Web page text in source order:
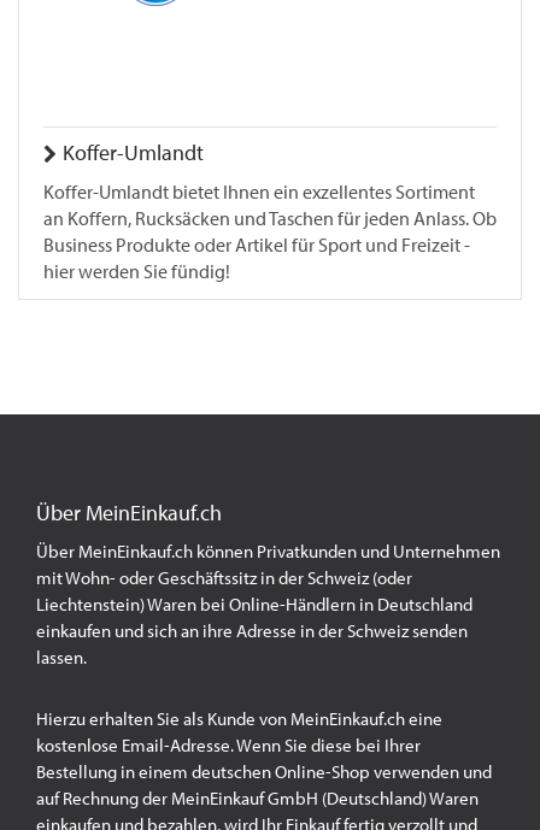
Koffer-Umlandt
Koffer-Umlandt bietet Ihnen ein exzellentes Sortiment
an Koffern, Rucksäcken und Taschen für jeden Anlass. Ob
Business Produkte oder Artikel für Sport und Freizeit -
hier werden Sie fündig!
Über MeinEinkauf.ch
Über MeinEinkauf.ch können Privatkunden und Unternehmen
mit Wohn- oder Geschäftssitz in der Schweiz (oder
Liechtenstein) Waren bei Online-Händlern in Deutschland
einkaufen und sich an ihre Adresse in der Schweiz senden
lassen.
Hierzu erhalten Sie als Kunde von MeinEinkauf.ch eine
kostenlose Email-Adresse. Wenn Sie diese bei Ihrer
Bestellung in einem deutschen Online-Shop verwenden und
auf Rechnung der MeinEinkauf GmbH (Deutschland) Waren
einkaufen und bezahlen, wird Ihr Einkauf fertig verzollt und